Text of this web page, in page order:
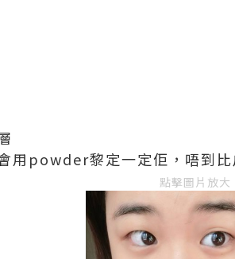
用powder黎定一定佢，唔到
點擊圖片放大